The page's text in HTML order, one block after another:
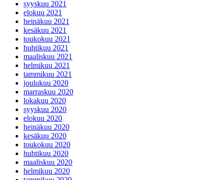
syyskuu 2021
elokuu 2021
heinäkuu 2021
kesäkuu 2021
toukokuu 2021
huhtikuu 2021
maaliskuu 2021
helmikuu 2021
tammikuu 2021
joulukuu 2020
marraskuu 2020
lokakuu 2020
syyskuu 2020
elokuu 2020
heinäkuu 2020
kesäkuu 2020
toukokuu 2020
huhtikuu 2020
maaliskuu 2020
helmikuu 2020